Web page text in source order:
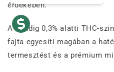
érdekében.
A mindig 0,3% alatti THC-
fajta egyesíti magában a
termesztést és a prémium